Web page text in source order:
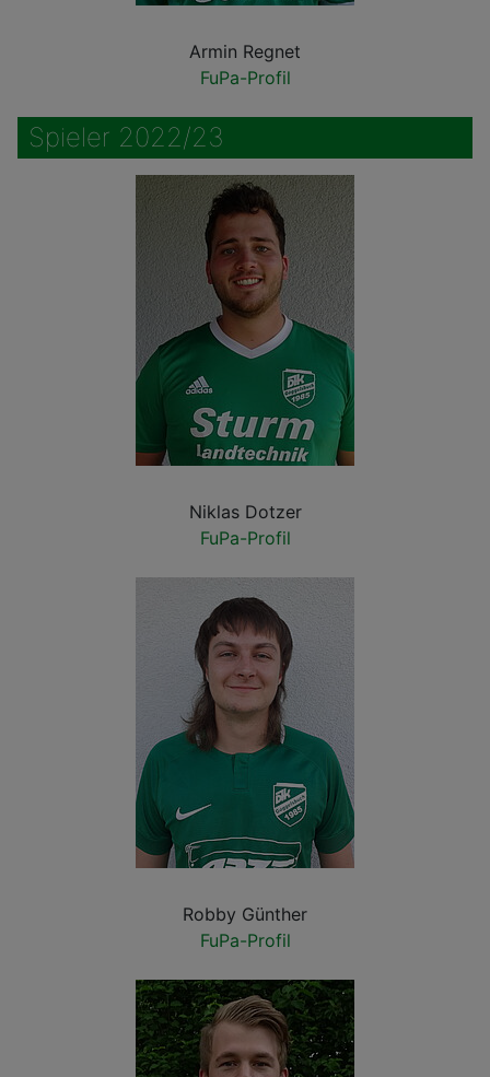
Armin Regnet
FuPa-Profil
Spieler 2022/23
Niklas Dotzer
FuPa-Profil
Robby Günther
FuPa-Profil